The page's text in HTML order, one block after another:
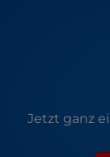
Jetzt ganz